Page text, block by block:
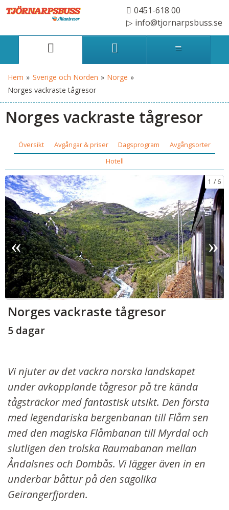
0451-618 00
info@tjornarpsbuss.se
Hem » Sverige och Norden » Norge »
Norges vackraste tågresor
Norges vackraste tågresor
Översikt Avgångar & priser Dagsprogram
Avgångsorter
Hotell
1 6
Norges vackraste tågresor
5 dagar
Vi njuter av det vackra norska landskapet
under avkopplande tågresor på tre kända
tågsträckor med fantastisk utsikt. Den första
med legendariska bergenbanan till Flåm sen
med den magiska Flåmbanan till Myrdal och
slutligen den trolska Raumabanan mellan
Åndalsnes och Dombås. Vi lägger även in en
underbar båttur på den sagolika
Geirangerfjorden.